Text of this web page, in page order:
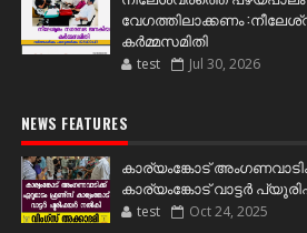
വേഗത്തിലാക്കണം
കർമ്മസമിതി
test Jul 30, 2026
NEWS FEATURES
കാര്യംങ്കോട്
കാര്യംങ്കോട് വാട്ടർ
test Oct 24, 2025